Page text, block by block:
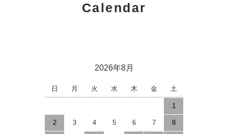
Calendar
2026年8月
日 月 火 水 木 金 土
1
2 3 4 5 6 7 8